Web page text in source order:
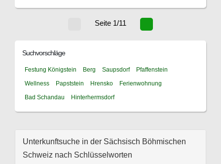
Seite 1/11
Suchvorschläge
Festung Königstein Berg Saupsdorf
Pfaffenstein
Wellness
Papststein Hrensko
Ferienwohnung
Bad Schandau
Hinterhermsdorf
Unterkunftsuche in der Sächsisch Böhmischen
Schweiz nach Schlüsselworten